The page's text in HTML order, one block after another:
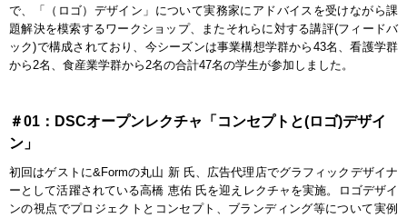
で、「（ロゴ）デザイン」について実務家にアドバイスを受けながら課
題解決を模索するワークショップ、またそれらに対する講評(フィードバ
ック)で構成されており、今シーズンは事業構想学群から43名、看護学群
から2名、食産業学群から2名の合計47名の学生が参加しました。
＃01：DSCオープンレクチャ「コンセプトと(ロゴ)デザイ
ン」
初回はゲストに&Formの丸山 新 氏、広告代理店でグラフィックデザイナ
ーとして活躍されている高橋 恵佑 氏を迎えレクチャを実施。ロゴデザイ
ンの視点でプロジェクトとコンセプト、ブランディング等について実例